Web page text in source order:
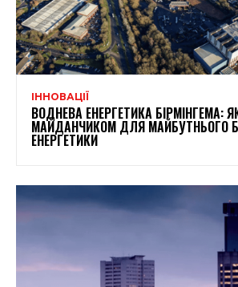
ІННОВАЦІЇ
ВОДНЕВА ЕНЕРГЕТИКА БІРМІНГЕМА:
МАЙДАНЧИКОМ ДЛЯ МАЙБУТНЬОГО
ЕНЕРГЕТИКИ